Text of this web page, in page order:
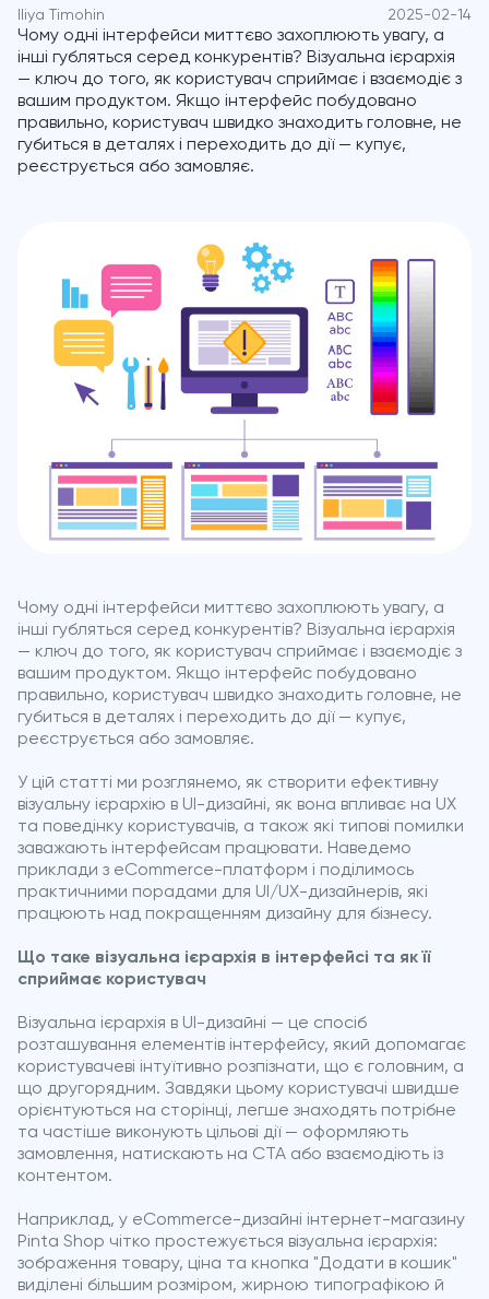
Iliya Timohin 2025-02-14
Чому одні інтерфейси миттєво захоплюють увагу, а
інші губляться серед конкурентів? Візуальна ієрархія
— ключ до того, як користувач сприймає і взаємодіє з
вашим продуктом. Якщо інтерфейс побудовано
правильно, користувач швидко знаходить головне, не
губиться в деталях і переходить до дії — купує,
реєструється або замовляє.
Чому одні інтерфейси миттєво захоплюють увагу, а
інші губляться серед конкурентів? Візуальна ієрархія
— ключ до того, як користувач сприймає і взаємодіє з
вашим продуктом. Якщо інтерфейс побудовано
правильно, користувач швидко знаходить головне, не
губиться в деталях і переходить до дії — купує,
реєструється або замовляє.
У цій статті ми розглянемо, як створити ефективну
візуальну ієрархію в UI-дизайні, як вона впливає на UX
та поведінку користувачів, а також які типові помилки
заважають інтерфейсам працювати. Наведемо
приклади з eCommerce-платформ і поділимось
практичними порадами для UI/UX-дизайнерів, які
працюють над покращенням дизайну для бізнесу.
Що таке візуальна ієрархія в інтерфейсі та як її
сприймає користувач
Візуальна ієрархія в UI-дизайні — це спосіб
розташування елементів інтерфейсу, який допомагає
користувачеві інтуїтивно розпізнати, що є головним, а
що другорядним. Завдяки цьому користувачі швидше
орієнтуються на сторінці, легше знаходять потрібне
та частіше виконують цільові дії — оформляють
замовлення, натискають на CTA або взаємодіють із
контентом.
Наприклад, у eCommerce-дизайні інтернет-магазину
Pinta Shop чітко простежується візуальна ієрархія:
зображення товару, ціна та кнопка "Додати в кошик"
виділені більшим розміром, жирною типографікою й